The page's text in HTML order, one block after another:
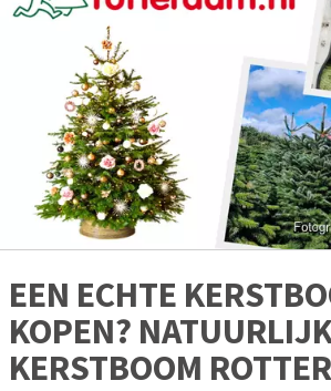
EEN ECHTE
KOPEN?
KERSTBOOM